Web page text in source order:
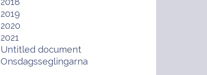
2019
2020
2021
Untitled document
Onsdagsseglingarna